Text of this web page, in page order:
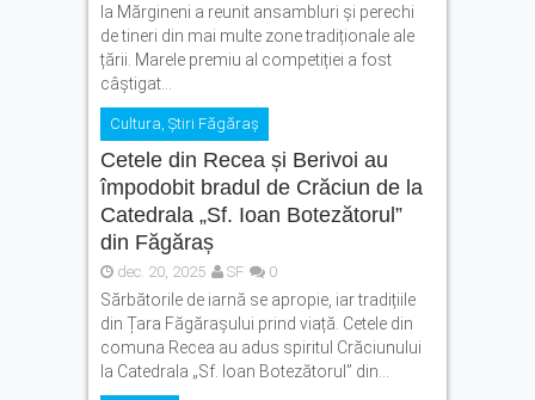
la Mărgineni a reunit ansambluri și perechi
de tineri din mai multe zone tradiționale ale
țării. Marele premiu al competiției a fost
câștigat...
Cultura Știri Făgăraș
Cetele din Recea și Berivoi au
împodobit bradul de Crăciun de la
Catedrala „Sf. Ioan Botezătorul”
din Făgăraș
dec. 20, 2025 SF 0
Sărbătorile de iarnă se apropie, iar tradițiile
din Țara Făgărașului prind viață. Cetele din
comuna Recea au adus spiritul Crăciunului
la Catedrala „Sf. Ioan Botezătorul” din...